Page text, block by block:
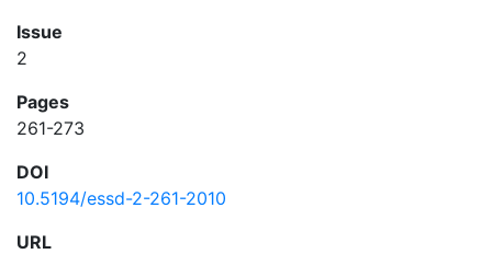
Issue
2
Pages
261-273
DOI
10.5194/essd-2-261-2010
URL